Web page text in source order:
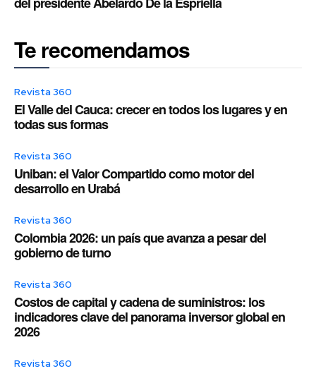
Te recomendamos
Revista 360
El Valle del Cauca: crecer en todos los lugares y en
todas sus formas
Revista 360
Uniban: el Valor Compartido como motor del
desarrollo en Urabá
Revista 360
Colombia 2026: un país que avanza a pesar del
gobierno de turno
Revista 360
Costos de capital y cadena de suministros: los
indicadores clave del panorama inversor global en
2026
Revista 360